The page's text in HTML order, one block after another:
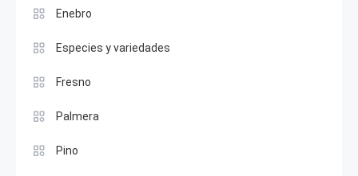
Enebro
Especies y variedades
Fresno
Palmera
Pino